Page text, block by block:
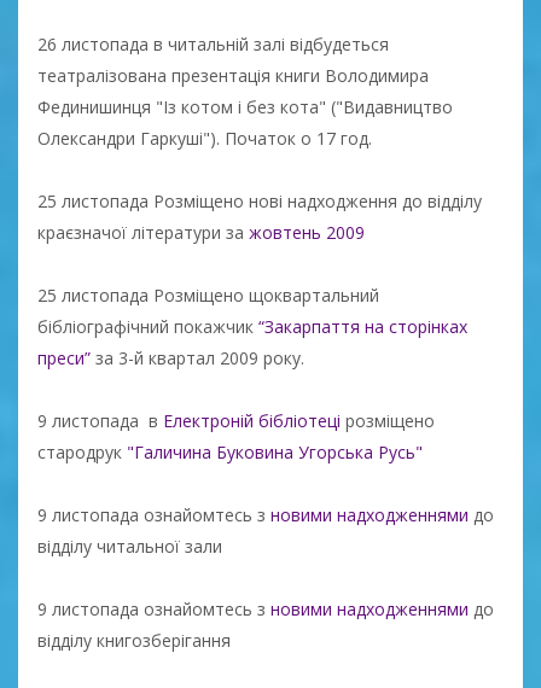
26 листопада в читальній залі відбудеться
театралізована презентація книги Володимира
Фединишинця "Із котом і без кота" ("Видавництво
Олександри Гаркуші"). Початок о 17 год.
25 листопада Розміщено нові надходження до відділу
краєзначої літератури за жовтень 2009
25 листопада Розміщено щоквартальний
бібліографічний покажчик “Закарпаття на сторінках
преси” за 3-й квартал 2009 року.
9 листопада в Електроній бібліотеці розміщено
стародрук "Галичина Буковина Угорська Русь"
9 листопада ознайомтесь з новими надходженнями до
відділу читальної зали
9 листопада ознайомтесь з новими надходженнями до
відділу книгозберігання